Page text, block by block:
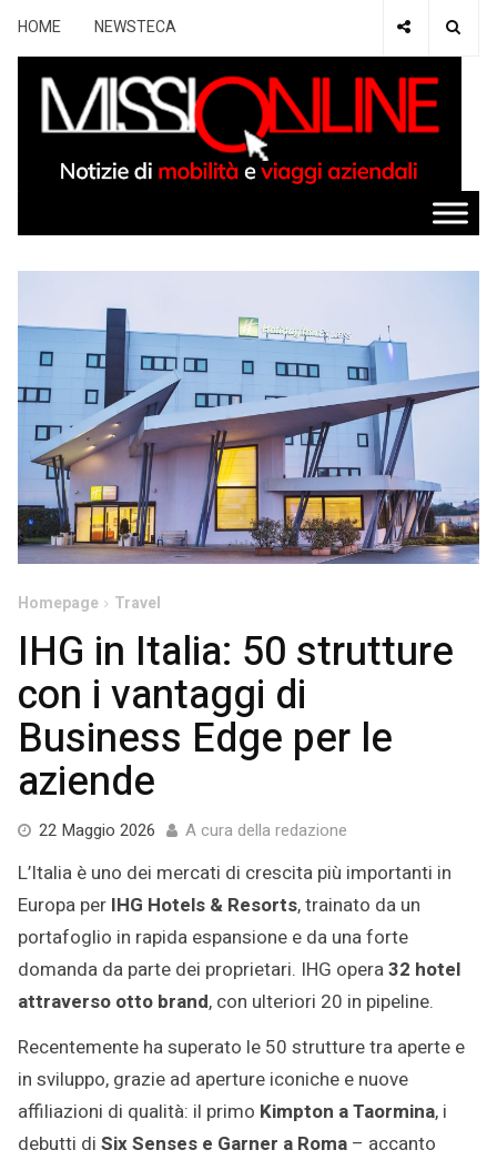
HOME NEWSTECA
Homepage Travel
IHG in Italia: 50 strutture
con i vantaggi di
Business Edge per le
aziende
22 Maggio 2026 25
2026
A cura della redazione
L’Italia è uno dei mercati di crescita più importanti in
Europa per IHG Hotels & Resorts, trainato da un
portafoglio in rapida espansione e da una forte
domanda da parte dei proprietari. IHG opera32 hotel
attraverso otto brand, con ulteriori 20 in pipeline.
Recentemente ha superato le 50 strutture tra aperte e
in sviluppo, grazie ad aperture iconiche e nuove
affiliazioni di qualità: il primo Kimpton a Taormina, i
debutti di Six Senses e Garner a Roma – accanto